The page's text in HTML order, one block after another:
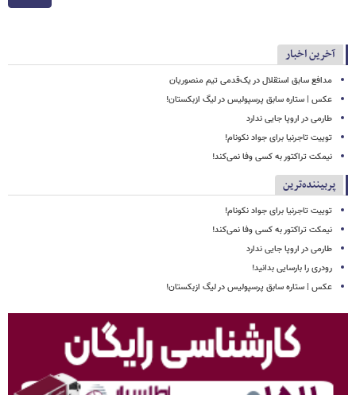
آخرین اخبار
مدافع سابق استقلال در یک‌قدمی تیم منصوریان
عکس | ستاره سابق پرسپولیس در لیگ ازبکستان!
طارمی در اروپا جایی ندارد
توییت تاجرنیا برای جواد نکونام!
نیمکت تراکتور به کسی وفا نمی‌کند!
پربیننده‌ترین
توییت تاجرنیا برای جواد نکونام!
نیمکت تراکتور به کسی وفا نمی‌کند!
طارمی در اروپا جایی ندارد
رودری را بارسایی بدانید!
عکس | ستاره سابق پرسپولیس در لیگ ازبکستان!